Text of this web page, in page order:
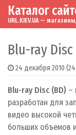
Skip to content
Main
Каталог
URL.KIEV.UA —
Blu-ray Disc
24 декабря 2010
Blu-ray Disc (BD) –
разработан для
видео высокой
больших объемов